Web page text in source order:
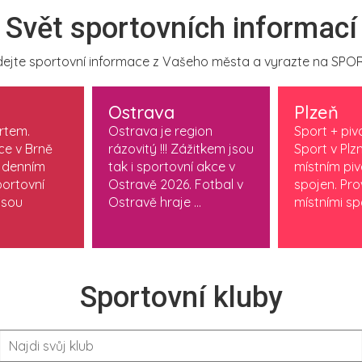
Svět sportovních informací
sportovní informace z Vašeho města a vyrazte na
v Brně
Ostrava
Ostrava je region
rázovitý !!! Zážitkem jsou
tak i sportovní akce v
Ostravě 2026. Fotbal v
Ostravě hraje ...
Plzeň
Sport +
Sport v
místním
spojen.
místními
Sportovní kluby